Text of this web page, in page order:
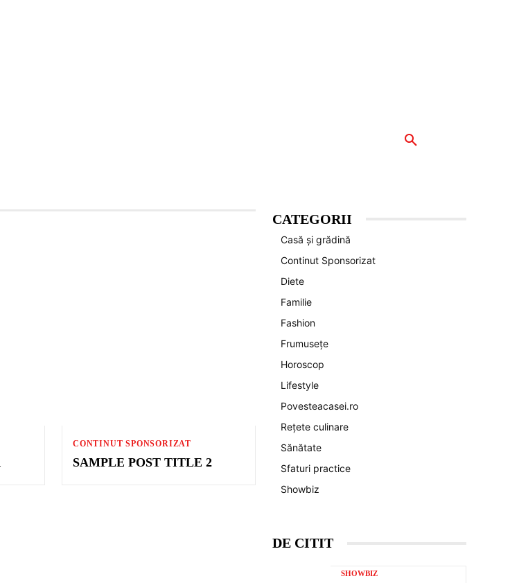
CONTINUT SPONSORIZAT
SAMPLE POST TITLE 2
CATEGORII
Casă și grădină
Continut Sponsorizat
Diete
Familie
Fashion
Frumusețe
Horoscop
Lifestyle
Povesteacasei.ro
Rețete culinare
Sănătate
Sfaturi practice
Showbiz
DE CITIT
SHOWBIZ